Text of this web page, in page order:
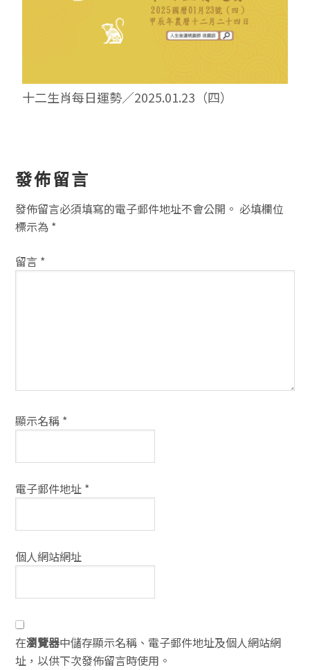
十二生肖每日運勢／2025.01.23（四）
讀
者
互
動
方
發佈留言
發佈留言必須填寫的電子郵件地址不會公開。 必填欄位
標示為 *
留言 *
顯示名稱 *
電子郵件地址 *
個人網站網址
在瀏覽器中儲存顯示名稱、電子郵件地址及個人網站網
址，以供下次發佈留言時使用。